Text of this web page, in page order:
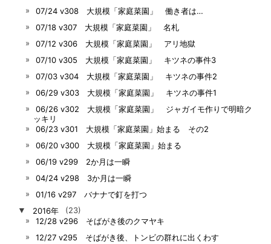
07/24 v308 大規模「家庭菜園」 働き者は…
07/18 v307 大規模「家庭菜園」 名札
07/12 v306 大規模「家庭菜園」 アリ地獄
07/10 v305 大規模「家庭菜園」 キツネの事件3
07/03 v304 大規模「家庭菜園」 キツネの事件2
06/29 v303 大規模「家庭菜園」 キツネの事件1
06/26 v302 大規模「家庭菜園」 ジャガイモ作りで明暗ク
ッキリ
06/23 v301 大規模「家庭菜園」始まる その2
06/20 v300 大規模「家庭菜園」始まる
06/19 v299 2か月は一瞬
04/24 v298 3か月は一瞬
01/16 v297 バナナで釘を打つ
▼
2016年
(23)
12/28 v296 そばがき後のクマヤキ
12/27 v295 そばがき後、トンビの群れに出くわす